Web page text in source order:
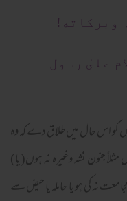
وبرکاته!
علىٰ رسول
کو اس حال میں طلاق دے کہ وہ
مثلاً جنون نشہ وغیرہ نہ ہوں(یا)
نہ کی ہو یا حاملہ یا حیض سے